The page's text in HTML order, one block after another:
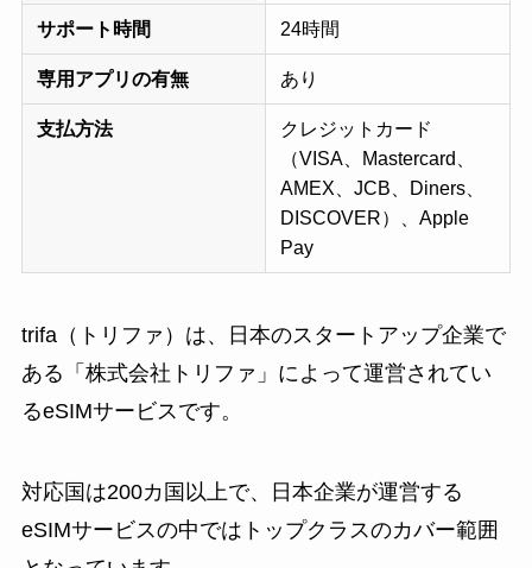
サポート時間 24時間
専用アプリの有無 あり
支払方法
クレジットカード
（VISA、Mastercard、
AMEX、JCB、Diners、
DISCOVER）、Apple
Pay
trifa（トリファ）は、日本のスタートアップ企業で
ある「株式会社トリファ」によって運営されてい
るeSIMサービスです。
対応国は200カ国以上で、日本企業が運営する
eSIMサービスの中ではトップクラスのカバー範囲